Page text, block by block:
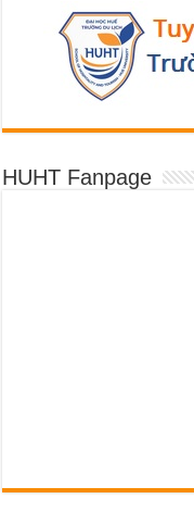
HUHT Fanpage